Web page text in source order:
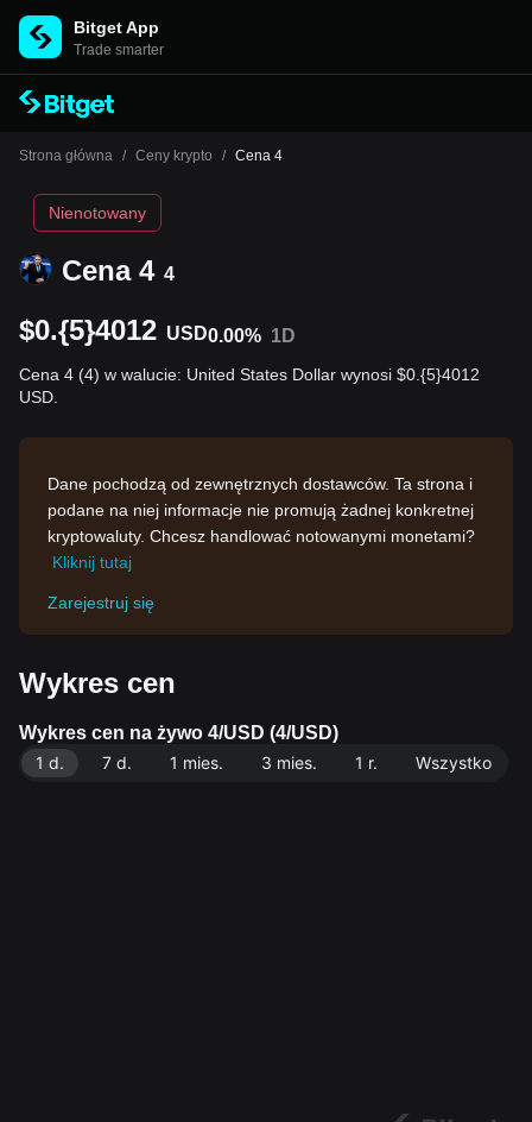
Bitget App
Trade smarter
Strona główna / Ceny krypto / Cena 4
Cena 4 4
Nienotowany
$0.{5}4012 USD0.00% 1D
Cena 4 (4) w walucie: United States Dollar wynosi $0.{5}4012
USD.
Dane pochodzą od zewnętrznych dostawców. Ta strona i
podane na niej informacje nie promują żadnej konkretnej
kryptowaluty. Chcesz handlować notowanymi monetami?
Kliknij tutaj
Zarejestruj się
Wykres cen
Wykres cen na żywo 4/USD (4/USD)
1 d.
7 d. 1 mies. 3 mies. 1 r. Wszystko